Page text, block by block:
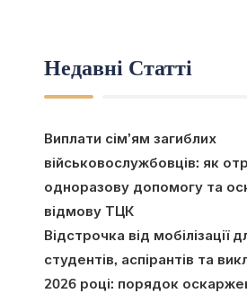
Недавні Статті
Виплати сім’ям загиблих
військовослужбовців: як
одноразову допомогу та
відмову ТЦК
Відстрочка від мобілізації
студентів, аспірантів та
2026 році: порядок